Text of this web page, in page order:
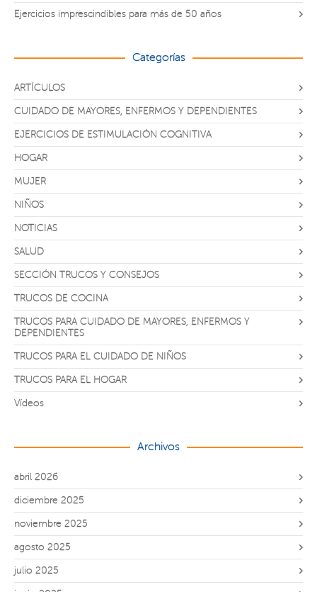
Ejercicios imprescindibles para más de 50 años
Categorías
ARTÍCULOS
CUIDADO DE MAYORES, ENFERMOS Y DEPENDIENTES
EJERCICIOS DE ESTIMULACIÓN COGNITIVA
HOGAR
MUJER
NIÑOS
NOTICIAS
SALUD
SECCIÓN TRUCOS Y CONSEJOS
TRUCOS DE COCINA
TRUCOS PARA CUIDADO DE MAYORES, ENFERMOS Y
DEPENDIENTES
TRUCOS PARA EL CUIDADO DE NIÑOS
TRUCOS PARA EL HOGAR
Vídeos
Archivos
abril 2026
diciembre 2025
noviembre 2025
agosto 2025
julio 2025